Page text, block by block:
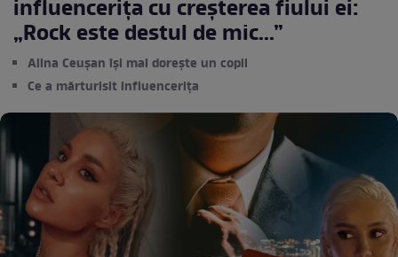
influencerița cu creșterea fiului ei:
„Rock este destul de mic...”
Alina Ceușan își mai dorește un copil
Ce a mărturisit influencerița